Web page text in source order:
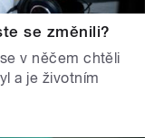
se změnili?
v něčem chtěli
a je životním